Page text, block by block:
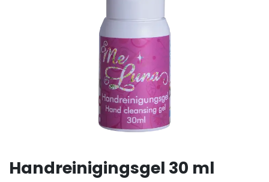
Handreinigingsgel 30 ml